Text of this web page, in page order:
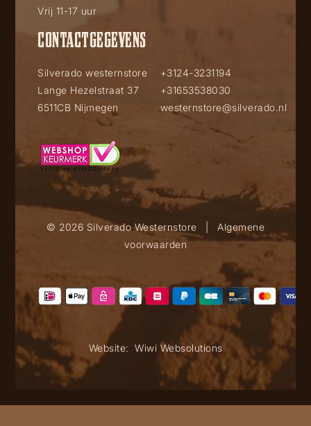
Vrij 11-17 uur
CONTACTGEGEVENS
Silverado westernstore
Lange Hezelstraat 37
6511CB Nijmegen
+3124-3231194
+31653538030
westernstore@silverado.nl
© 2026 Silverado Westernstore
Algemene
voorwaarden
Website: Wiwi Websolutions